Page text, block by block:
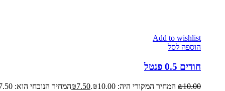
Add to wishlist
הוספה לסל
חודים 0.5 פנטל
₪10.00 המחיר המקורי היה: ₪10.00. ₪7.50 המחיר הנוכחי הוא: ₪7.50.